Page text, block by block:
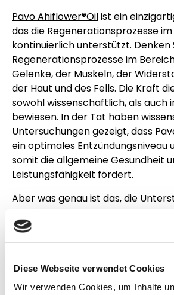
Diese Webseite verwendet Cookies
Wir verwenden Cookies, um Inhalte
Pavo Ahiflower®Oilist ein
das die Regenerationsprozesse
kontinuierlich unterstützt. Denken
Regenerationsprozesse im
Gelenke, der Muskeln, der
der Haut und des Fells. Die Kraft
sowohl wissenschaftlich, als auch
bewiesen. In der Tat haben
Untersuchungen gezeigt, dass
ein optimales Entzündungsniveau
somit die allgemeine Gesundheit
Leistungsfähigkeit fördert.
Aber was genau ist das, die
optimalen Entzündungsniveaus?
Ihrem Pferd helfen? Pleun Broeren,
Ernährungswissenschaftlerin bei
Immunsystem dies und tritt in
Immunreaktion erzeugt der